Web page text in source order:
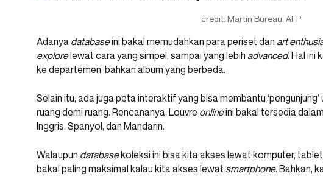
credit: Martin Bureau, AFP
Adanya databaseini bakal memudahkan para periset dan art
explorelewat cara yang simpel, sampai yang lebih advanced. Hal ini
ke departemen, bahkan album yang berbeda.
Selain itu, ada juga peta interaktif yang bisa membantu
ruang demi ruang. Rencananya, Louvre onlineini bakal tersedia
Inggris, Spanyol, dan Mandarin.
Walaupun databasekoleksi ini bisa kita akses lewat komputer, tablet
bakal paling maksimal kalau kita akses lewat smartphone. Bahkan,